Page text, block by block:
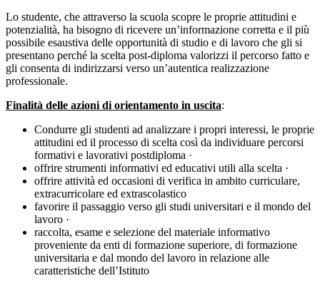
Lo studente, che attraverso la scuola scopre le proprie attitudini e
potenzialità, ha bisogno di ricevere un’informazione corretta e il più
possibile esaustiva delle opportunità di studio e di lavoro che gli si
presentano perché la scelta post-diploma valorizzi il percorso fatto e
gli consenta di indirizzarsi verso un’autentica realizzazione
professionale.
Finalità delle azioni di orientamento in uscita:
Condurre gli studenti ad analizzare i propri interessi, le proprie
attitudini ed il processo di scelta così da individuare percorsi
formativi e lavorativi postdiploma ·
offrire strumenti informativi ed educativi utili alla scelta ·
offrire attività ed occasioni di verifica in ambito curriculare,
extracurricolare ed extrascolastico
favorire il passaggio verso gli studi universitari e il mondo del
lavoro ·
raccolta, esame e selezione del materiale informativo
proveniente da enti di formazione superiore, di formazione
universitaria e dal mondo del lavoro in relazione alle
caratteristiche dell’Istituto